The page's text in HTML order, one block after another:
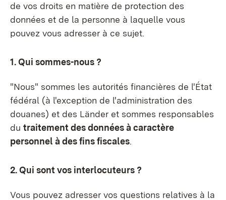
de vos droits en matière de protection des
données et de la personne à laquelle vous
pouvez vous adresser à ce sujet.
1. Qui sommes-nous ?
"Nous" sommes les autorités financières de l'État
fédéral (à l'exception de l'administration des
douanes) et des Länder et sommes responsables
du traitement des données à caractère
personnel à des fins fiscales.
2. Qui sont vos interlocuteurs ?
Vous pouvez adresser vos questions relatives à la